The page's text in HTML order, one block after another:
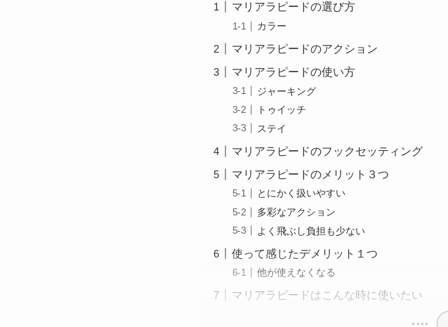
マリアラピードの選び方
カラー
マリアラピードのアクション
マリアラピードの使い方
ジャーキング
トゥイッチ
ステイ
マリアラピードのフックセッティング
マリアラピードのメリット３つ
とにかく扱いやすい
多彩なアクション
よく飛ぶし負担も少ない
使って感じたデメリット１つ
他が使えなくなる
マリアラピードはこんな時に使いたい